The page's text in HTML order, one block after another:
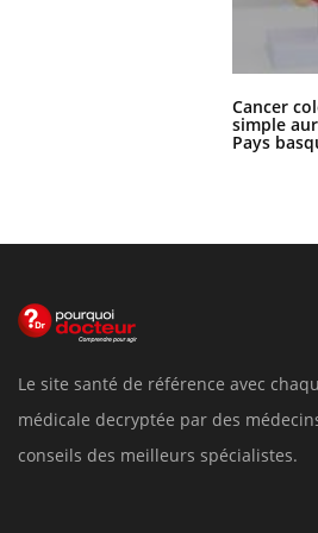
Cancer
simple
Pays
Le site santé de référence avec
médicale decryptée par des
conseils des meilleurs spécialistes.